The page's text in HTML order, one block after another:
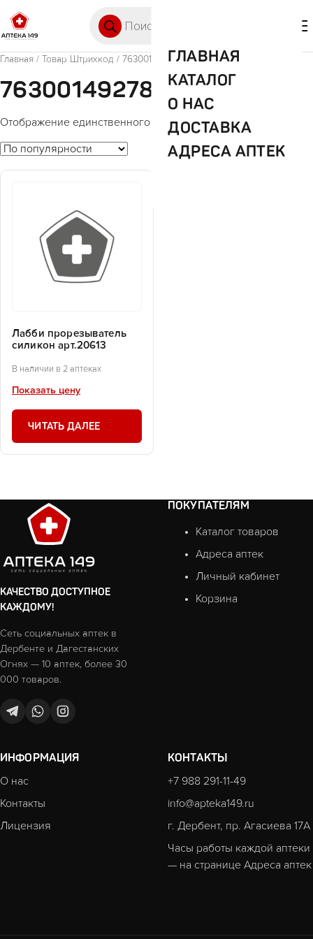
ГЛАВНАЯ
КАТАЛОГ
О НАС
ДОСТАВКА
АДРЕСА АПТЕК
Главная / Товар Штрихкод / 7630014927890
7630014927890
Отображение единственного товара
Лабби прорезыватель
силикон арт.20613
В наличии в 2 аптеках
Показать цену
ЧИТАТЬ ДАЛЕЕ
КАЧЕСТВО ДОСТУПНОЕ
КАЖДОМУ!
Сеть социальных аптек в
Дербенте и Дагестанских
Огнях — 10 аптек, более 30
000 товаров.
ПОКУПАТЕЛЯМ
Каталог товаров
Адреса аптек
Личный кабинет
Корзина
ИНФОРМАЦИЯ
О нас
Контакты
Лицензия
КОНТАКТЫ
+7 988 291-11-49
info@apteka149.ru
г. Дербент, пр. Агасиева 17А
Часы работы каждой аптеки
— на странице Адреса аптек